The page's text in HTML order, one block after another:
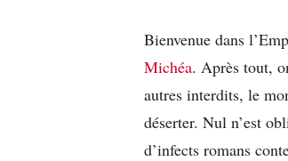
Bienvenue dans
Michéa. Après tout,
autres interdits, le
déserter. Nul n’est
d’infects romans